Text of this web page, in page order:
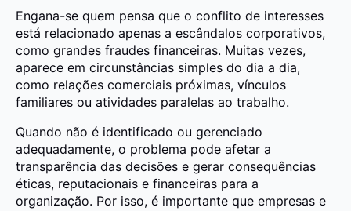
Engana-se quem pensa que o conflito de interesses
está relacionado apenas a escândalos corporativos,
como grandes fraudes financeiras. Muitas vezes,
aparece em circunstâncias simples do dia a dia,
como relações comerciais próximas, vínculos
familiares ou atividades paralelas ao trabalho.
Quando não é identificado ou gerenciado
adequadamente, o problema pode afetar a
transparência das decisões e gerar consequências
éticas, reputacionais e financeiras para a
organização. Por isso, é importante que empresas e